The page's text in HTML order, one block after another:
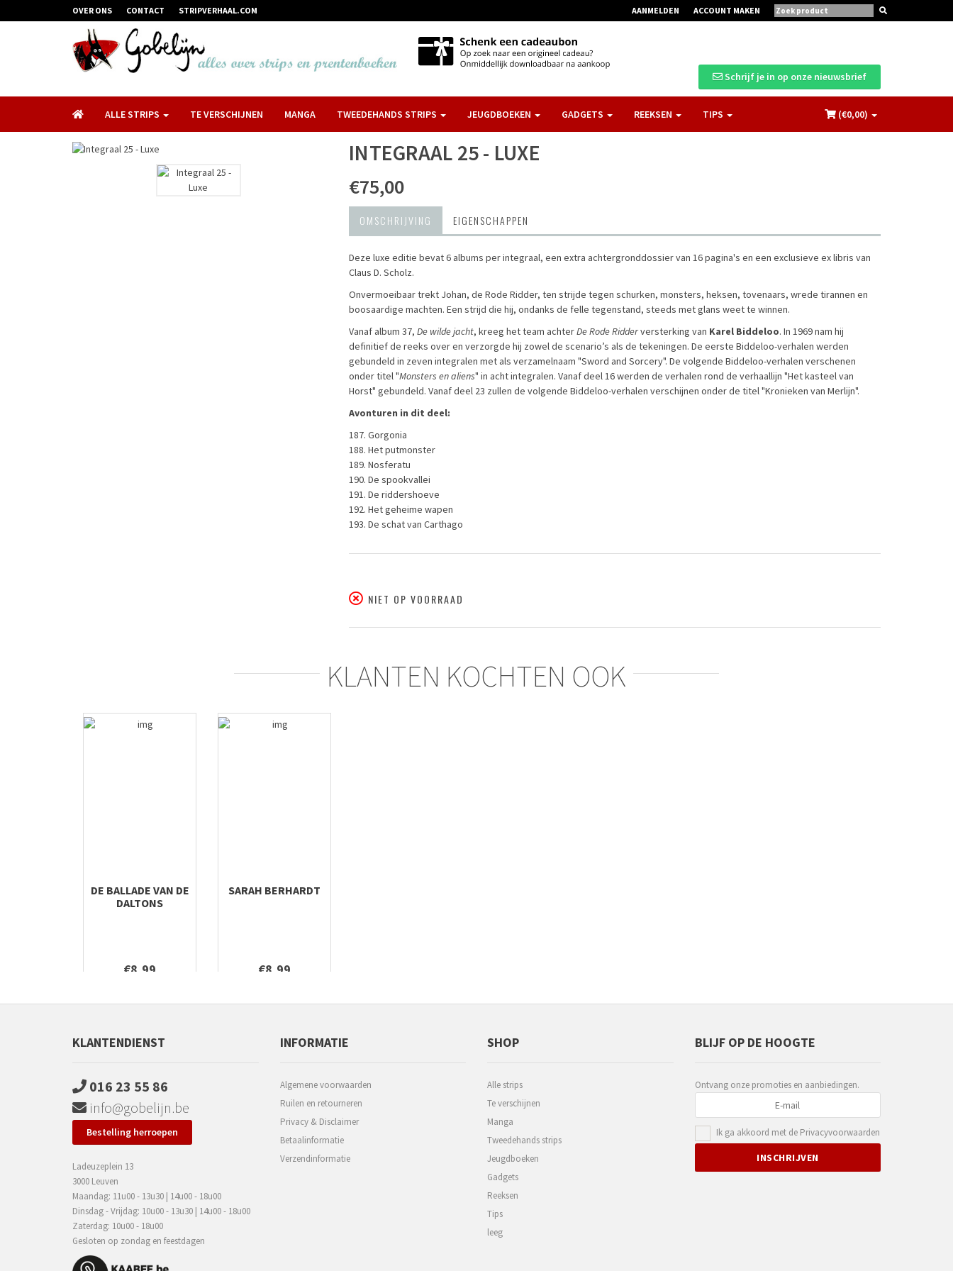
OVER ONS CONTACT STRIPVERHAAL.COM AANMELDEN ACCOUNT MAKEN
Schrijf je in op onze nieuwsbrief
ALLE STRIPS TE VERSCHIJNEN MANGA TWEEDEHANDS STRIPS JEUGDBOEKEN GADGETS REEKSEN TIPS (€0,00)
INTEGRAAL 25 - LUXE
€75,00
OMSCHRIJVING EIGENSCHAPPEN
Deze luxe editie bevat 6 albums per integraal, een extra achtergronddossier van 16 pagina's en een exclusieve ex libris van
Claus D. Scholz.
Onvermoeibaar trekt Johan, de Rode Ridder, ten strijde tegen schurken, monsters, heksen, tovenaars, wrede tirannen en
boosaardige machten. Een strijd die hij, ondanks de felle tegenstand, steeds met glans weet te winnen.
Vanaf album 37, De wilde jacht, kreeg het team achterDe Rode Ridderversterking van Karel Biddeloo. In 1969 nam hij
definitief de reeks over en verzorgde hij zowel de scenario’s als de tekeningen. De eerste Biddeloo-verhalen werden
gebundeld in zeven integralen met als verzamelnaam "Sword and Sorcery". De volgende Biddeloo-verhalen verschenen
onder titel "Monsters en aliens" in acht integralen. Vanaf deel 16 werden de verhalen rond de verhaallijn "Het kasteel van
Horst" gebundeld. Vanaf deel 23 zullen de volgende Biddeloo-verhalen verschijnen onder de titel "Kronieken van Merlijn".
Avonturen in dit deel:
187. Gorgonia
188. Het putmonster
189. Nosferatu
190. De spookvallei
191. De riddershoeve
192. Het geheime wapen
193. De schat van Carthago
NIET OP VOORRAAD
KLANTEN KOCHTEN OOK
DE BALLADE VAN DE
DALTONS
€8,99
SARAH BERHARDT
€8,99
KLANTENDIENST
016 23 55 86
info@gobelijn.be
Bestelling herroepen
Ladeuzeplein 13
3000 Leuven
Maandag: 11u00 - 13u30 | 14u00 - 18u00
Dinsdag - Vrijdag: 10u00 - 13u30 | 14u00 - 18u00
Zaterdag: 10u00 - 18u00
Gesloten op zondag en feestdagen
INFORMATIE
Algemene voorwaarden
Ruilen en retourneren
Privacy & Disclaimer
Betaalinformatie
Verzendinformatie
SHOP
Alle strips
Te verschijnen
Manga
Tweedehands strips
Jeugdboeken
Gadgets
Reeksen
Tips
leeg
BLIJF OP DE HOOGTE
Ontvang onze promoties en aanbiedingen.
Ik ga akkoord met de Privacyvoorwaarden